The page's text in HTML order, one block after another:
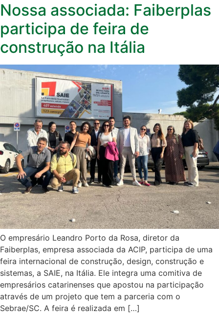
Nossa associada: Faiberplas
participa de feira de
construção na Itália
O empresário Leandro Porto da Rosa, diretor da
Faiberplas, empresa associada da ACIP, participa de uma
feira internacional de construção, design, construção e
sistemas, a SAIE, na Itália. Ele integra uma comitiva de
empresários catarinenses que apostou na participação
através de um projeto que tem a parceria com o
Sebrae/SC. A feira é realizada em […]